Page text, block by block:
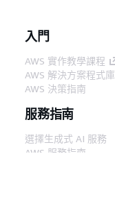
入門
AWS 實作教學課程
AWS 解決方案程式庫
AWS 決策指南
服務指南
選擇生成式 AI 服務
AWS 服務指南